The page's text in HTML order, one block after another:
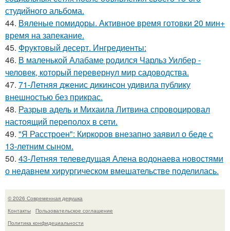
студийного альбома.
44. Вяленые помидоры. Активное время готовки 20 мин+
время на запекание.
45. Фруктовый десерт. Ингредиенты:
46. В маленькой Алабаме родился Чарльз Уилбер -
человек, который перевернул мир садоводства.
47. 71-Летняя дженис дикинсон удивила публику
внешностью без прикрас.
48. Разрыв адель и Михаила Литвина спровоцировал
настоящий переполох в сети.
49. "Я Расстроен": Киркоров внезапно заявил о беде с
13-летним сыном.
50. 43-Летняя телеведущая Алена водонаева новостями
о недавнем хирургическом вмешательстве поделилась.
© 2026 Современная девушка
Контакты
Пользовательское соглашение
Политика конфидециальности